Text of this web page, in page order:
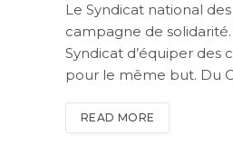
Le Syndicat national
campagne de
Syndicat d’équiper des
pour le même but. Du
READ MORE